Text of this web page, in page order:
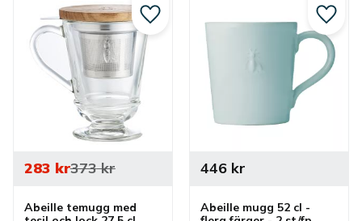
Abeille temugg med
283 kr373kr
Lägg till i favoriter
Abeille mugg 52 cl -
446kr
Lägg